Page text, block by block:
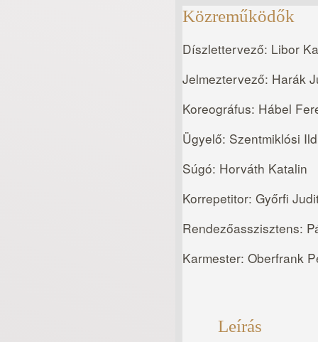
Közreműködők
Díszlettervező: Libor
Jelmeztervező: Harák
Koreográfus: Hábel
Ügyelő: Szentmiklósi
Súgó: Horváth Katalin
Korrepetitor: Győrfi
Rendezőasszisztens:
Karmester: Oberfrank
Leírás